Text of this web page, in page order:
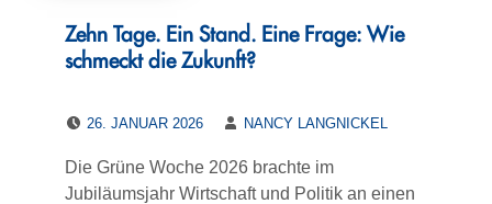
Zehn Tage. Ein Stand. Eine Frage: Wie
schmeckt die Zukunft?
26. JANUAR 2026
NANCY LANGNICKEL
Die Grüne Woche 2026 brachte im
Jubiläumsjahr Wirtschaft und Politik an einen